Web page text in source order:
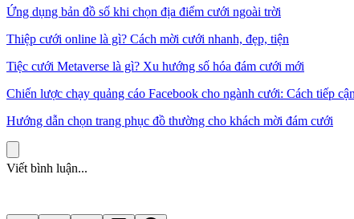
Ứng dụng bản đồ số khi chọn địa điểm cưới ngoài trời
Thiệp cưới online là gì? Cách mời cưới nhanh, đẹp, tiện
Tiệc cưới Metaverse là gì? Xu hướng số hóa đám cưới mới
Chiến lược chạy quảng cáo Facebook cho ngành cưới: Cách tiếp
Hướng dẫn chọn trang phục đồ thường cho khách mời đám cưới
Viết bình luận...